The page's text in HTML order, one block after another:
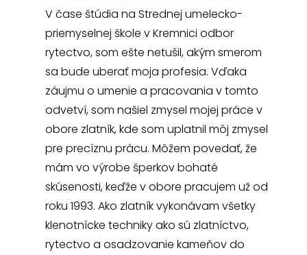
V čase štúdia na Strednej umelecko-
priemyselnej škole v Kremnici odbor
rytectvo, som ešte netušil, akým smerom
sa bude uberať moja profesia. Vďaka
záujmu o umenie a pracovania v tomto
odvetví, som našiel zmysel mojej práce v
obore zlatník, kde som uplatnil môj zmysel
pre precíznu prácu. Môžem povedať, že
mám vo výrobe šperkov bohaté
skúsenosti, keďže v obore pracujem už od
roku 1993. Ako zlatník vykonávam všetky
klenotnícke techniky ako sú zlatníctvo,
rytectvo a osadzovanie kameňov do